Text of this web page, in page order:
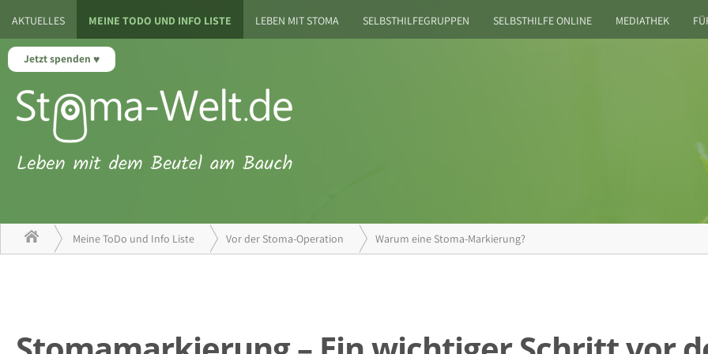
Jetzt spenden
AKTUELLES MEINE TODO UND INFO LISTE LEBEN MIT STOMA SELBSTHILFEGRUPPEN SELBSTHILFE ONLINE MEDIATHEK
Meine ToDo und Info Liste Vor der Stoma-Operation Warum eine Stoma-Markierung?